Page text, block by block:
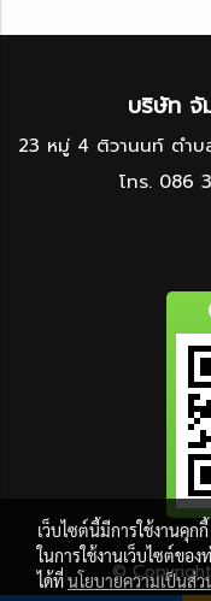
บริษัท จั
23 หมู่ 4 ติวานนท์ ตำบ
โทร. 086
©
เว็บไซต์นี้มีการใช้งานคุ
ในการใช้งานเว็บไซต์ขอ
ได้ที่นโยบายความเป็นส่